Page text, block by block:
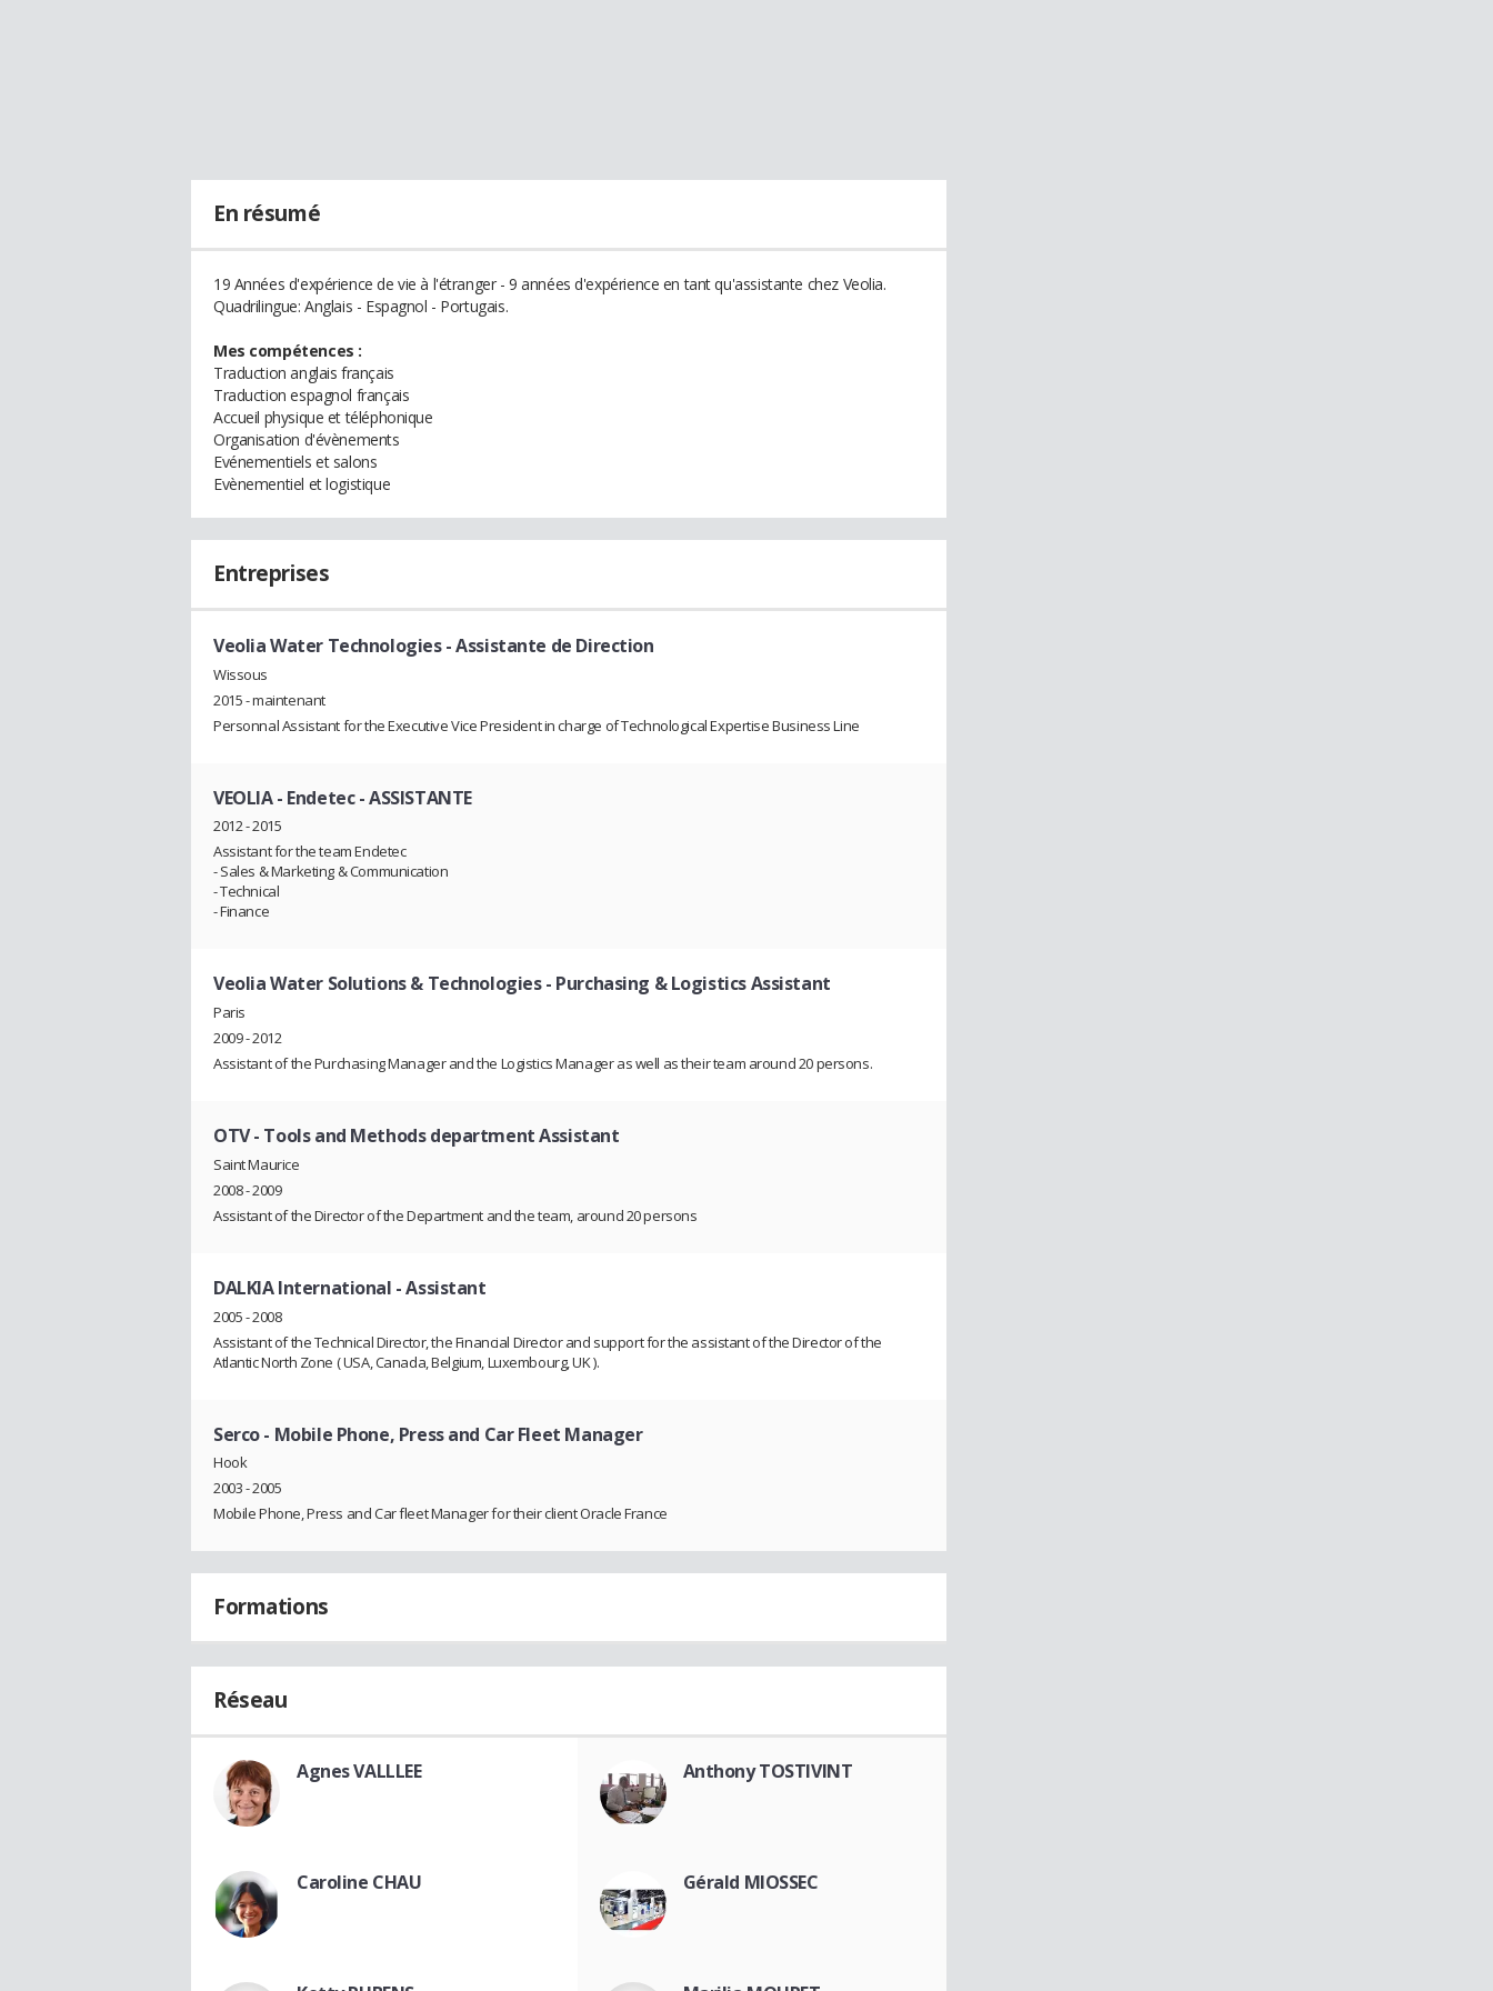
En résumé
19 Années d'expérience de vie à l'étranger - 9 années d'expérience en tant qu'assistante chez Veolia.
Quadrilingue: Anglais - Espagnol - Portugais.
Mes compétences :
Traduction anglais français
Traduction espagnol français
Accueil physique et téléphonique
Organisation d'évènements
Evénementiels et salons
Evènementiel et logistique
Entreprises
Veolia Water Technologies- Assistante de Direction
Wissous
2015 - maintenant
Personnal Assistant for the Executive Vice President in charge of Technological Expertise Business Line
VEOLIA - Endetec- ASSISTANTE
2012 - 2015
Assistant for the team Endetec
- Sales & Marketing & Communication
- Technical
- Finance
Veolia Water Solutions & Technologies- Purchasing & Logistics Assistant
Paris
2009 - 2012
Assistant of the Purchasing Manager and the Logistics Manager as well as their team around 20 persons.
OTV- Tools and Methods department Assistant
Saint Maurice
2008 - 2009
Assistant of the Director of the Department and the team, around 20 persons
DALKIA International - Assistant
2005 - 2008
Assistant of the Technical Director, the Financial Director and support for the assistant of the Director of the
Atlantic North Zone ( USA, Canada, Belgium, Luxembourg, UK ).
Serco- Mobile Phone, Press and Car Fleet Manager
Hook
2003 - 2005
Mobile Phone, Press and Car fleet Manager for their client Oracle France
Formations
Réseau
Agnes VALLLEE Anthony TOSTIVINT
Caroline CHAU Gérald MIOSSEC